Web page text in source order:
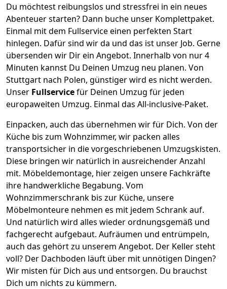
Du möchtest reibungslos und stressfrei in ein neues
Abenteuer starten? Dann buche unser Komplettpaket.
Einmal mit dem Fullservice einen perfekten Start
hinlegen. Dafür sind wir da und das ist unser Job. Gerne
übersenden wir Dir ein Angebot. Innerhalb von nur4
Minuten kannst Du Deinen Umzug neu planen. Von
Stuttgart nach Polen, günstiger wird es nicht werden.
Unser Fullservicefür Deinen Umzug für jeden
europaweiten Umzug. Einmal das All-inclusive-Paket.
Einpacken, auch das übernehmen wir für Dich. Von der
Küche bis zum Wohnzimmer, wir packen alles
transportsicher in die vorgeschriebenen Umzugskisten.
Diese bringen wir natürlich in ausreichender Anzahl
mit. Möbeldemontage, hier zeigen unsere Fachkräfte
ihre handwerkliche Begabung. Vom
Wohnzimmerschrank bis zur Küche, unsere
Möbelmonteure nehmen es mit jedem Schrank auf.
Und natürlich wird alles wieder ordnungsgemäß und
fachgerecht aufgebaut. Aufräumen und entrümpeln,
auch das gehört zu unserem Angebot. Der Keller steht
voll? Der Dachboden läuft über mit unnötigen Dingen?
Wir misten für Dich aus und entsorgen. Du brauchst
Dich um nichts zu kümmern.